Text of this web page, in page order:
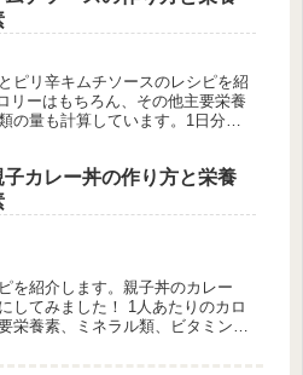
ピリ辛キムチソースのレシピを紹
リーはもちろん、その他主要栄養
の量も計算しています。1日分の
子カレー丼の作り方と栄養
を紹介します。親子丼のカレー
してみました！ 1人あたりのカロ
栄養素、ミネラル類、ビタミン類